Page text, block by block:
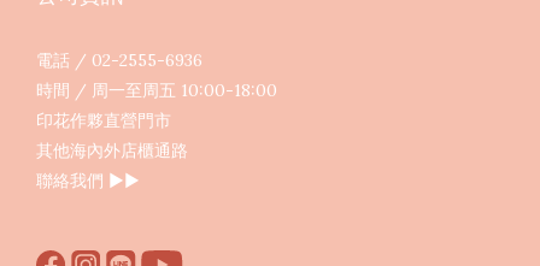
電話 / 02-2555-6936
時間 / 周一至周五 10:00-18:00
印花作夥直營門市
其他海內外店櫃通路
聯絡我們 ▶︎▶︎